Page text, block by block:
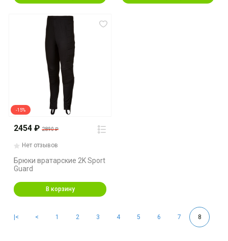
-15%
2454 ₽ 2890 ₽
Брюки вратарские 2K Sport
Guard
Нет отзывов
В корзину
|< < 1 2 3 4 5 6 7 8